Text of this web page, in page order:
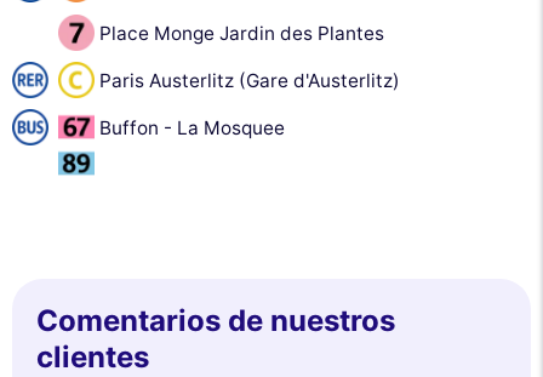
Place Monge Jardin des Plantes
Paris Austerlitz (Gare d'Austerlitz)
Buffon - La Mosquee
Comentarios de nuestros
clientes